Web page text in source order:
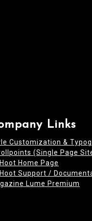
Links
Customization &
(Single Page
Home Page
Support /
Lume Premium